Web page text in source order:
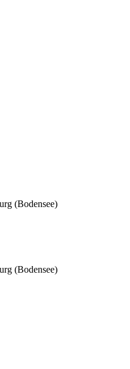
(Bodensee)
(Bodensee)